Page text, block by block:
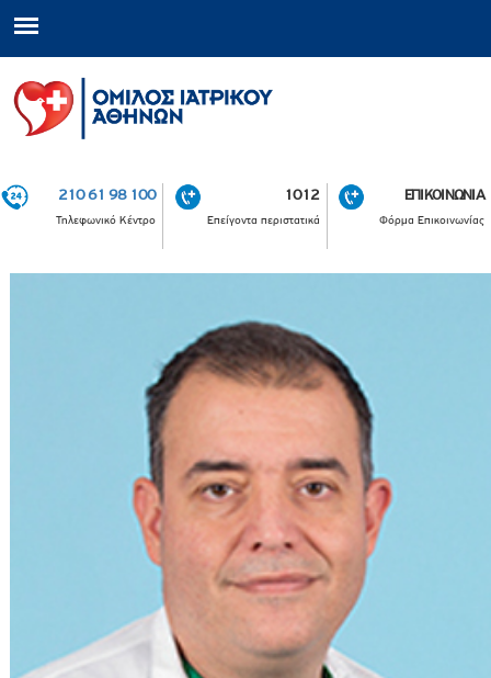
210 61 98 100
Τηλεφωνικό Κέντρο
1012
Επείγοντα περιστατικά
ΕΠΙΚΟΙΝΩΝΙΑ
Φόρμα Επικοινωνίας